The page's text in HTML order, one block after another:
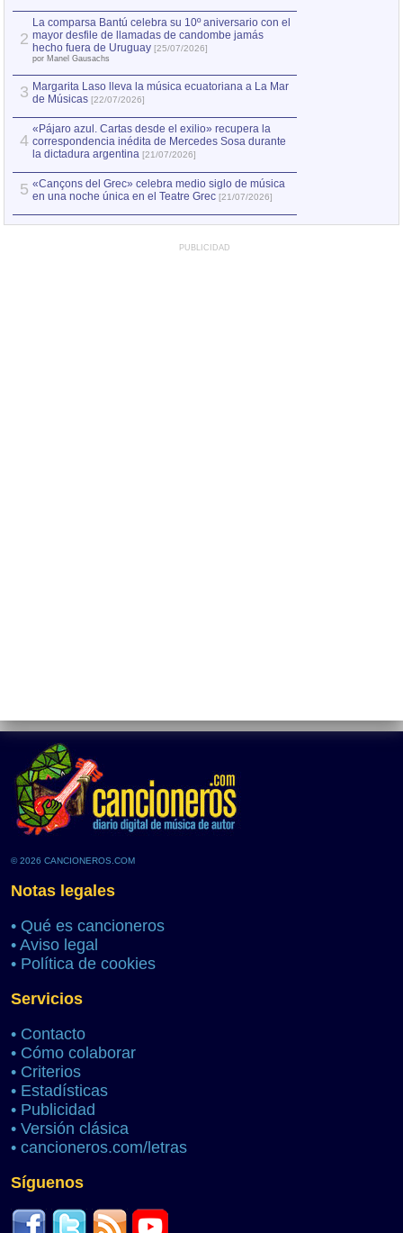
2
La comparsa Bantú celebra su 10º aniversario con el
mayor desfile de llamadas de candombe jamás
hecho fuera de Uruguay [25/07/2026]
por Manel Gausachs
3 Margarita Laso lleva la música ecuatoriana a La Mar
de Músicas [22/07/2026]
4
«Pájaro azul. Cartas desde el exilio» recupera la
correspondencia inédita de Mercedes Sosa durante
la dictadura argentina [21/07/2026]
5 «Cançons del Grec» celebra medio siglo de música
en una noche única en el Teatre Grec [21/07/2026]
PUBLICIDAD
© 2026 CANCIONEROS.COM
Notas legales
• Qué es cancioneros
• Aviso legal
• Política de cookies
Servicios
• Contacto
• Cómo colaborar
• Criterios
• Estadísticas
• Publicidad
• Versión clásica
• cancioneros.com/letras
Síguenos